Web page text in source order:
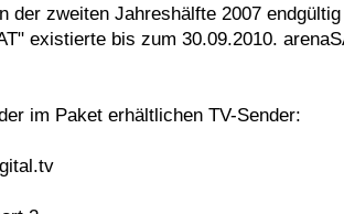
der zweiten Jahreshälfte 2007
existierte bis zum 30.09.2010.
im Paket erhältlichen TV-Sender: